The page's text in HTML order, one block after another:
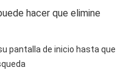
hacer que elimine
pantalla de inicio hasta que